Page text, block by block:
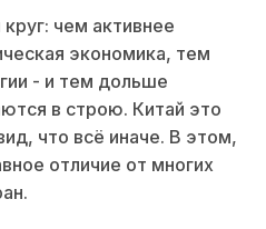
чем активнее
экономика, тем
- и тем дольше
в строю. Китай это
что всё иначе. В этом,
отличие от многих